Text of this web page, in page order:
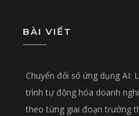
BÀI VIẾT
Chuyển đổi số ứng dụng AI:
trình tự động hóa doanh
theo từng giai đoạn trưởng